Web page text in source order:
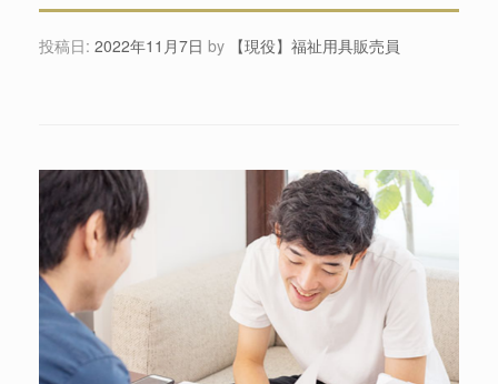
投稿日: 2022年11月7日 by 【現役】福祉用具販売員